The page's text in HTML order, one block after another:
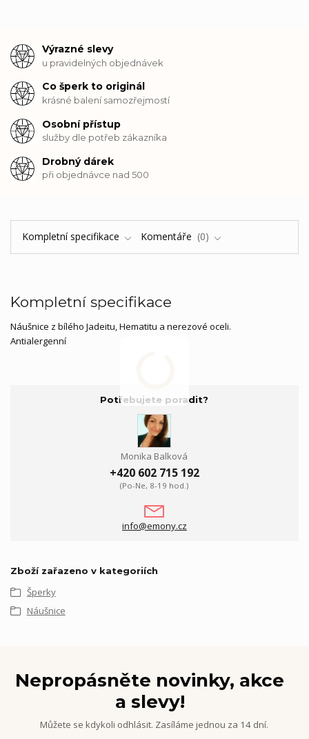
Výrazné slevy
u pravidelných objednávek
Co šperk to originál
krásné balení samozřejmostí
Osobní přístup
služby dle potřeb zákazníka
Drobný dárek
při objednávce nad 500
Kompletní specifikace Komentáře 0
Kompletní specifikace
Náušnice z bílého Jadeitu, Hematitu a nerezové oceli.
Antialergenní
Potřebujete poradit?
Monika Balková
+420 602 715 192
(Po-Ne, 8-19 hod.)
info@emony.cz
Zboží zařazeno v kategoriích
Šperky
Náušnice
Nepropásněte novinky, akce
a slevy!
Můžete se kdykoli odhlásit. Zasíláme jednou za 14 dní.